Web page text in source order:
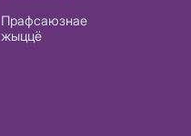
Прафсаюзнае
жыццё